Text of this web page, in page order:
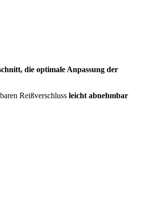
die optimale Anpassung der
Reißverschluss leicht abnehmbar